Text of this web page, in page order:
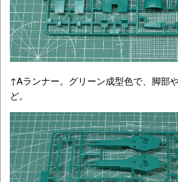
↑Aランナー。グリーン成型色で、脚部
ど。